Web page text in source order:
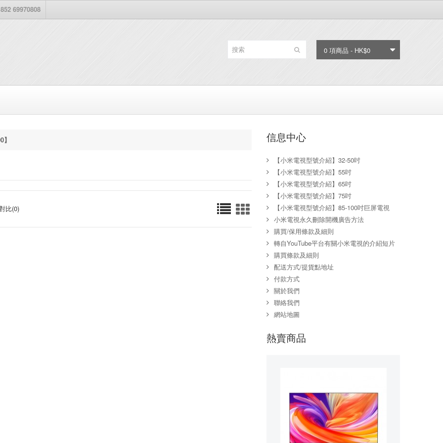
69970808
0 項商品 - HK$0
比(0)
信息中心
【小米電視型號介紹】32-50吋
【小米電視型號介紹】55吋
【小米電視型號介紹】65吋
【小米電視型號介紹】75吋
【小米電視型號介紹】85-100吋巨屏電視
小米電視永久刪除開機廣告方法
購買/保用條款及細則
轉自YouTube平台有關小米電視的介紹短片
購買條款及細則
配送方式/提貨點地址
付款方式
關於我們
聯絡我們
網站地圖
熱賣商品